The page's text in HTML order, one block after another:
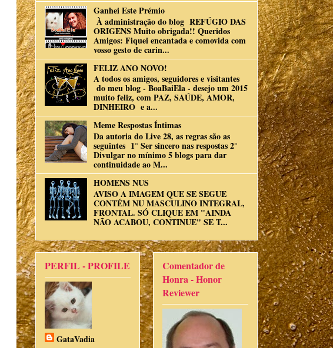
Ganhei Este Prémio
À administração do blog REFÚGIO DAS
ORIGENS Muito obrigada!! Queridos
Amigos: Fiquei encantada e comovida com
vosso gesto de carin...
FELIZ ANO NOVO!
A todos os amigos, seguidores e visitantes
do meu blog - BoaBaiEla - desejo um 2015
muito feliz, com PAZ, SAÚDE, AMOR,
DINHEIRO e a...
Meme Respostas Íntimas
Da autoria do Live 28, as regras são as
seguintes 1° Ser sincero nas respostas 2°
Divulgar no mínimo 5 blogs para dar
continuidade ao M...
HOMENS NUS
AVISO A IMAGEM QUE SE SEGUE
CONTÉM NU MASCULINO INTEGRAL,
FRONTAL. SÓ CLIQUE EM "AINDA
NÃO ACABOU, CONTINUE" SE T...
PERFIL - PROFILE
GataVadia
Comentador de
Honra - Honor
Reviewer